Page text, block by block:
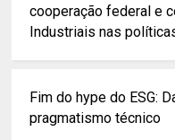
cooperação federal e
Industriais nas
Fim do hype do ESG:
pragmatismo técnico